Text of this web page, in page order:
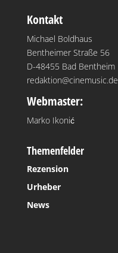
Kontakt
Michael Boldhaus
Bentheimer Straße 56
D-48455 Bad Bentheim
redaktion@cinemusic.de
Webmaster:
Marko Ikonić
Themenfelder
Rezension
Urheber
News